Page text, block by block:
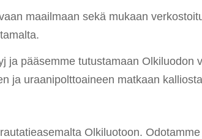
maailmaan sekä mukaan
ja pääsemme tutustamaan Olkiluodon
ja uraanipolttoaineen matkaan
Olkiluotoon.